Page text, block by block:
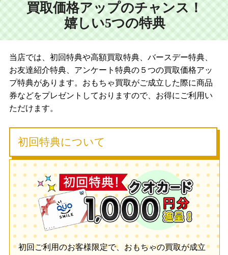
買取価格アップのチャンス！
嬉しい5つの特典
当店では、初回特典や高額買取特典、バースデー特典、
お友達紹介特典、アンケート特典の５つの買取価格アッ
プ特典があります。おもちゃ買取がご成立した際に商品
券などをプレゼントしておりますので、お得にご利用い
ただけます。
初回特典について
初回ご利用のお客様限定で、おもちゃの買取が成立